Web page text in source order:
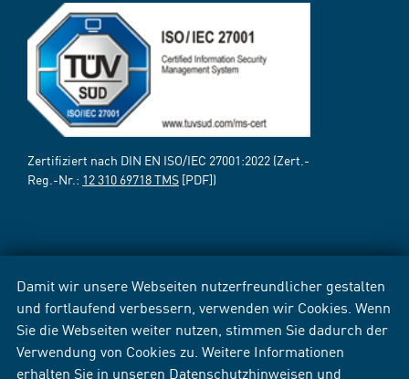
Damit wir unsere Webseiten nutzerfreundlicher gestalten
und fortlaufend verbessern, verwenden wir Cookies. Wenn
Sie die Webseiten weiter nutzen, stimmen Sie dadurch der
Verwendung von Cookies zu. Weitere Informationen
erhalten Sie in unseren Datenschutzhinweisen und
Zertifiziert nach DIN EN ISO/IEC 27001:2022 (Zert.-
Reg.-Nr.: 12 310 69718 TMS [PDF])